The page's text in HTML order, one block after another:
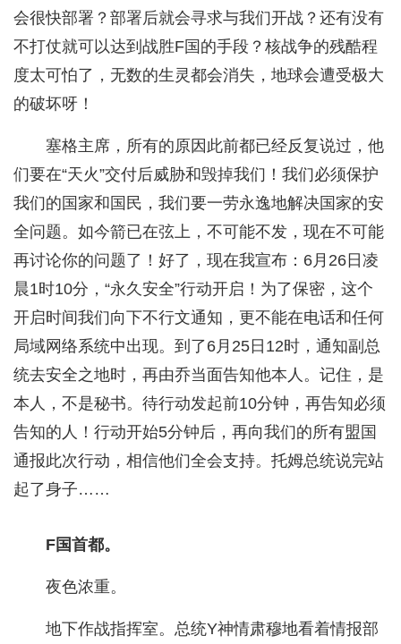
会很快部署？部署后就会寻求与我们开战？还有没有
不打仗就可以达到战胜F国的手段？核战争的残酷程
度太可怕了，无数的生灵都会消失，地球会遭受极大
的破坏呀！
塞格主席，所有的原因此前都已经反复说过，他
们要在“天火”交付后威胁和毁掉我们！我们必须保护
我们的国家和国民，我们要一劳永逸地解决国家的安
全问题。如今箭已在弦上，不可能不发，现在不可能
再讨论你的问题了！好了，现在我宣布：6月26日凌
晨1时10分，“永久安全”行动开启！为了保密，这个
开启时间我们向下不行文通知，更不能在电话和任何
局域网络系统中出现。到了6月25日12时，通知副总
统去安全之地时，再由乔当面告知他本人。记住，是
本人，不是秘书。待行动发起前10分钟，再告知必须
告知的人！行动开始5分钟后，再向我们的所有盟国
通报此次行动，相信他们全会支持。托姆总统说完站
起了身子……
F国首都。
夜色浓重。
地下作战指挥室。总统Y神情肃穆地看着情报部